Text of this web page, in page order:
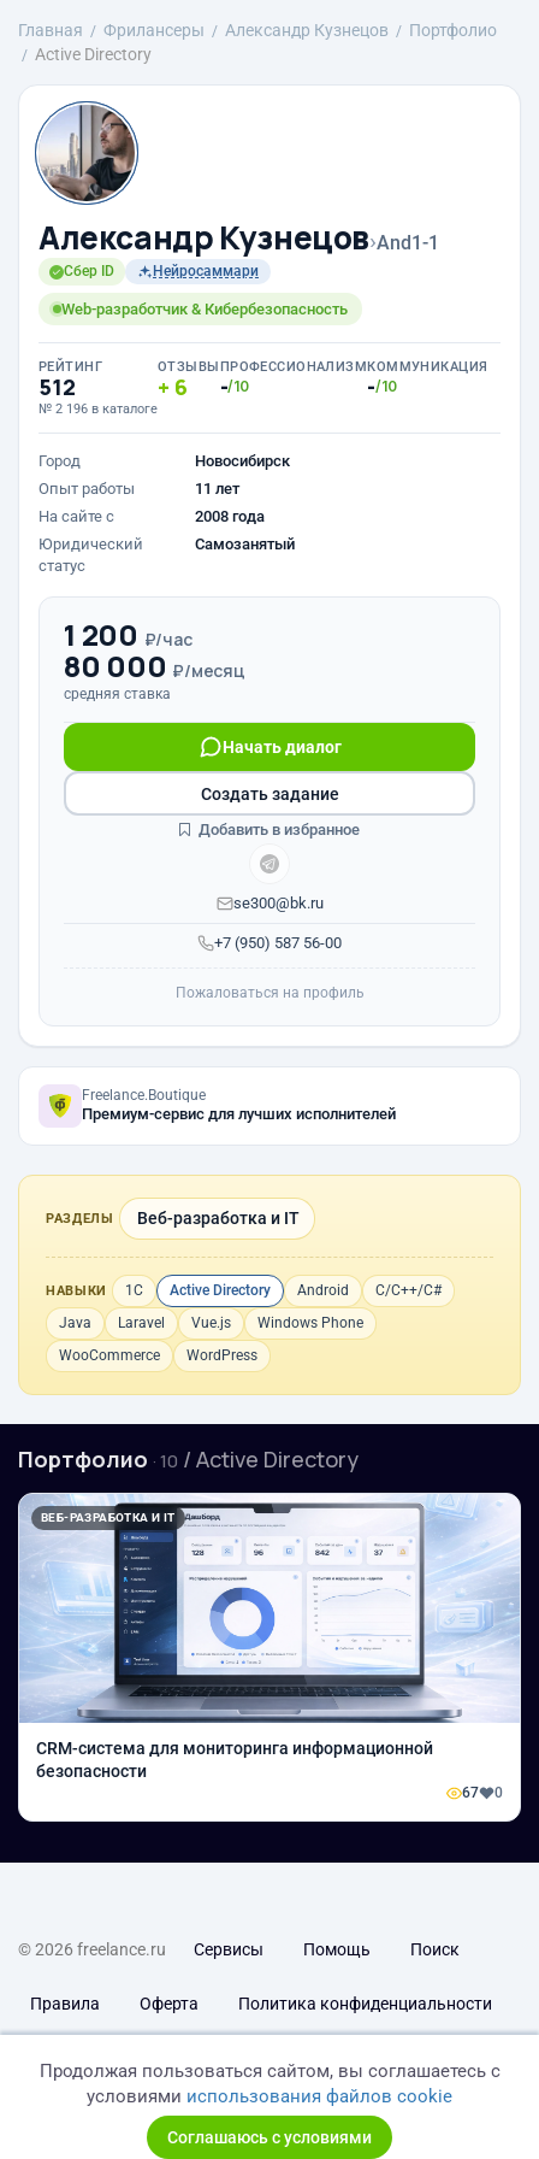
Главная Фрилансеры Александр Кузнецов
Портфолио
Active Directory
Александр Кузнецов›And1-1
Сбер ID Нейросаммари
Web-разработчик & Кибербезопасность
РЕЙТИНГ
512
№ 2 196 в каталоге
ОТЗЫВЫ
6
ПРОФЕССИОНАЛИЗМ
-/10
КОММУНИКАЦИЯ
-/10
Город
Новосибирск
Опыт работы
11 лет
На сайте с
2008 года
Юридический
статус
Самозанятый
1 200 ₽/час
80 000 ₽/месяц
средняя ставка
+7 (950) 587 56-00
Начать диалог
se300@bk.ru
Создать задание
Добавить в избранное
Пожаловаться на профиль
Freelance.Boutique
Премиум-сервис для лучших исполнителей
РАЗДЕЛЫ Веб-разработка и IT
НАВЫКИ 1С Active Directory Android
C/C++/C#
Java
Laravel Vue.js
Windows Phone
WooCommerce
WordPress
Портфолио · 10 / Active Directory
ВЕБ-РАЗРАБОТКА И IT
CRM-система для мониторинга информационной
безопасности
67 0
© 2026 freelance.ru Сервисы Помощь Поиск
Правила Оферта Политика конфиденциальности
Продолжая пользоваться сайтом, вы соглашаетесь с
условиями использования файлов cookie
Соглашаюсь с условиями